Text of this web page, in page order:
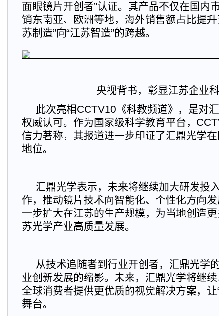
面眼镜片开创者”认证。其产品不仅在国内
销东南亚、欧洲等地，海外销售额占比提
苏制造”向“江苏智造”的跨越。
央视背书，彰显江苏企业
此次亮相CCTV10《科教频道》，是对
权威认可。作为国家级科学教育平台，
信力著称，其报道进一步印证了汇鼎光学
地位。
汇鼎光学表示，未来将继续加大研发投
作，推动镜片技术向智能化、个性化方向
一步扩大在江苏的生产规模，为当地创造
苏光学产业高质量发展。
从技术追随者到行业开创者，汇鼎光学
业创新发展的缩影。未来，汇鼎光学将继
全球消费者提供更优质的视觉解决方案，让
舞台。